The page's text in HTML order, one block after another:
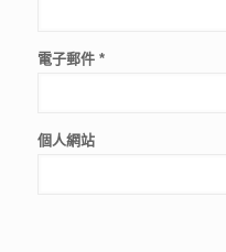
電子郵件 *
個人網站